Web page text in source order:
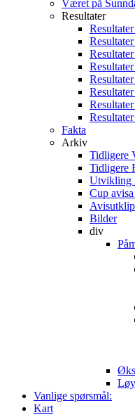
Været på
Resultater
Fakta
Arkiv
Tidligere
Tidligere
Utvikling
Cup
Bilder
div
Vanlige spørsmål:
Kart